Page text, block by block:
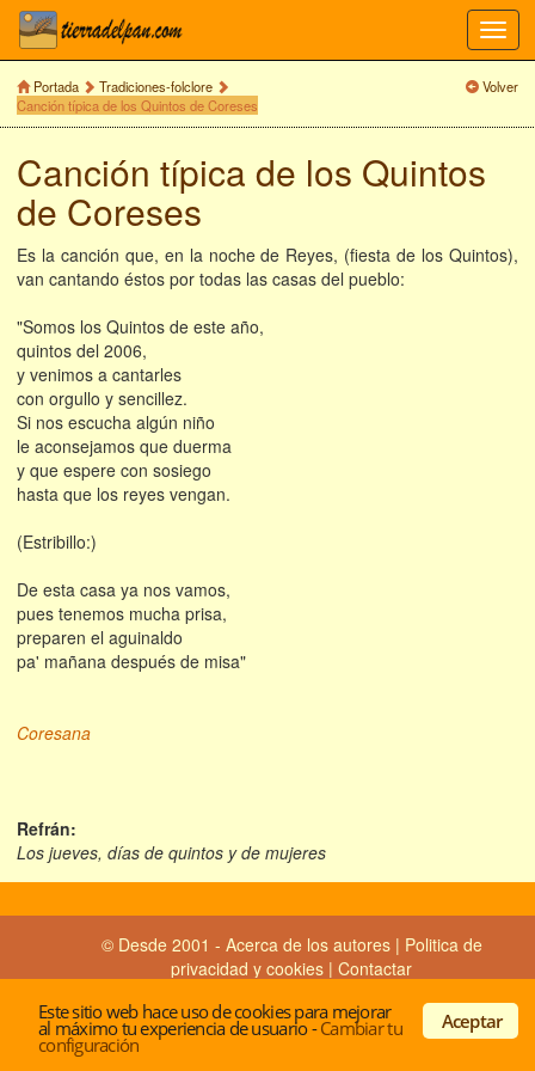
Este sitio web hace uso de cookies para mejorar
al máximo tu experiencia de usuario-Cambiar tu
configuración
Aceptar
Portada
Tradiciones-folclore
Canción típica de los Quintos de Coreses
Volver
Canción típica de los Quintos
de Coreses
Es la canción que, en la noche de Reyes, (fiesta de los Quintos),
van cantando éstos por todas las casas del pueblo:
"Somos los Quintos de este año,
quintos del 2006,
y venimos a cantarles
con orgullo y sencillez.
Si nos escucha algún niño
le aconsejamos que duerma
y que espere con sosiego
hasta que los reyes vengan.
(Estribillo:)
De esta casa ya nos vamos,
pues tenemos mucha prisa,
preparen el aguinaldo
pa' mañana después de misa"
Coresana
Refrán:
Los jueves, días de quintos y de mujeres
© Desde 2001 - Acerca de los autores| Politica de
privacidad y cookies | Contactar